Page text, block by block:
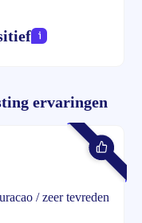
ervaringen
/ zeer tevreden